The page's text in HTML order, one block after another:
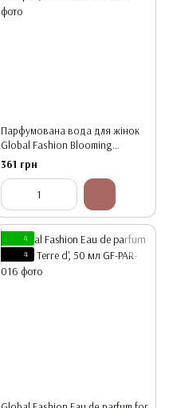
Парфумована вода для жінок
Global Fashion Blooming
Bouquet, 100 мл
361 грн
4
4